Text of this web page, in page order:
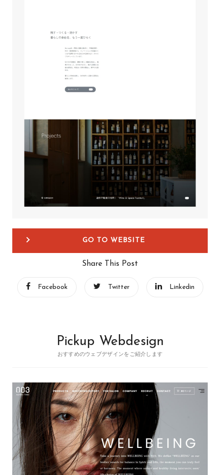
GO TO WEBSITE
Share This Post
Facebook Twitter Linkedin
Pickup Webdesign
おすすめのウェブデザインをご紹介します